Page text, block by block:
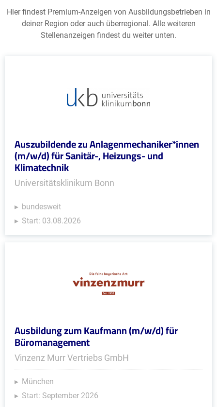
Hier findest Premium-Anzeigen von Ausbildungsbetrieben in
deiner Region oder auch überregional. Alle weiteren
Stellenanzeigen findest du weiter unten.
Auszubildende zu Anlagenmechaniker*innen
(m/w/d) für Sanitär-, Heizungs- und
Klimatechnik
Universitätsklinikum Bonn
bundesweit
Start: 03.08.2026
Ausbildung zum Kaufmann (m/w/d) für
Büromanagement
Vinzenz Murr Vertriebs GmbH
München
Start: September 2026